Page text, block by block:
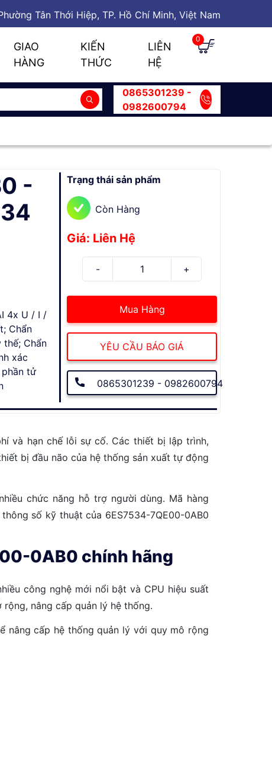
Tân Thới Hiệp, TP. Hồ Chí Minh, Việt Nam
GIAO
HÀNG
KIẾN
THỨC
LIÊN
HỆ
0
0865301239 -
0982600794
-
4x U / I /
Chẩn
thế; Chẩn
xác
tử
Trạng thái sản phẩm
Còn Hàng
Giá: Liên Hệ
Mua Hàng
YÊU CẦU BÁO GIÁ
0865301239 - 0982600794
và hạn chế lỗi sự cố. Các thiết bị lập trình,
bị đầu não của hệ thống sản xuất tự động
chức năng hỗ trợ người dùng. Mã hàng
số kỹ thuật của 6ES7534-7QE00-0AB0
0AB0 chính hãng
công nghệ mới nổi bật và CPU hiệu suất
nâng cấp quản lý hệ thống.
nâng cấp hệ thống quản lý với quy mô rộng